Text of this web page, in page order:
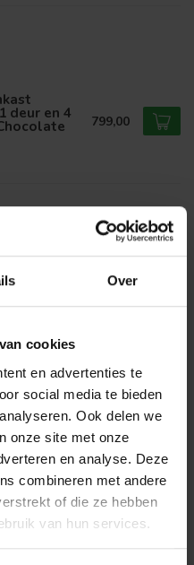
Over
cookies
en advertenties te
social media te bieden
Ook delen we
onze site met onze
en analyse. Deze
combineren met andere
of die ze hebben
van hun services.
deur en 4 799,00
799,00
299,00
Madison
1.399,00